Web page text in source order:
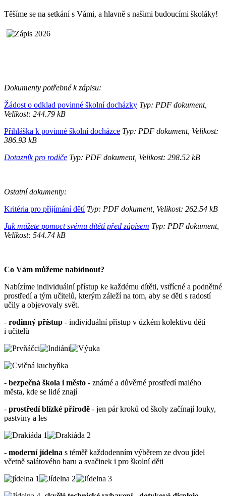
Těšíme se na setkání s Vámi, a hlavně s našimi budoucími školáky!
Dokumenty potřebné k zápisu:
Žádost o odklad povinné školní docházky Typ: PDF dokument,
Velikost: 244.79 kB
Přihláška k povinné školní docházce Typ: PDF dokument, Velikost:
386.93 kB
Dotazník pro rodiče Typ: PDF dokument, Velikost: 298.52 kB
Ostatní dokumenty:
Kritéria pro přijímání dětíTyp: PDF dokument, Velikost: 262.54 kB
Jak můžete pomoct svému dítěti před zápisem Typ: PDF dokument,
Velikost: 544.74 kB
Co Vám můžeme nabídnout?
Nabízíme individuální přístup ke každému dítěti, vstřícné a podnětné
prostředí a tým učitelů, kterým záleží na tom, aby se děti s radostí
učily a objevovaly svět.
- rodinný přístup - individuální přístup v úzkém kolektivu dětí
i učitelů
- bezpečná škola i město - známé a důvěrné prostředí malého
města, kde se lidé znají
- prostředí blízké přírodě - jen pár kroků od školy začínají louky,
pastviny a les
- moderní jídelna s téměř každodenním výběrem ze dvou jídel
včetně salátového baru a svačinek i pro školní děti